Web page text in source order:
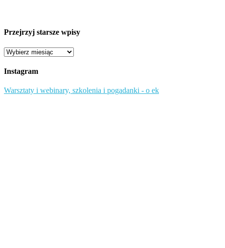
Przejrzyj starsze wpisy
Przejrzyj
wpisy
Instagram
Warsztaty i webinary, szkolenia i pogadanki - o ek